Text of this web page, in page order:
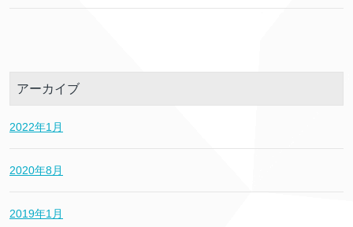
アーカイブ
2022年1月
2020年8月
2019年1月